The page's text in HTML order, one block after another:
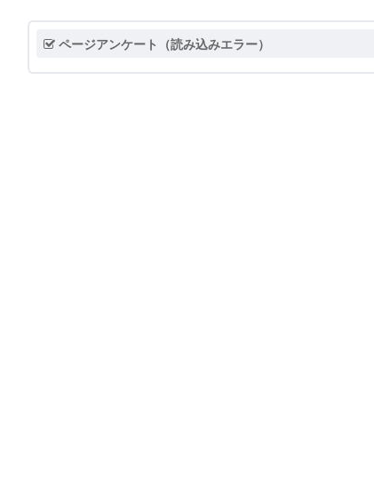
ページアンケート（読み込みエラー）